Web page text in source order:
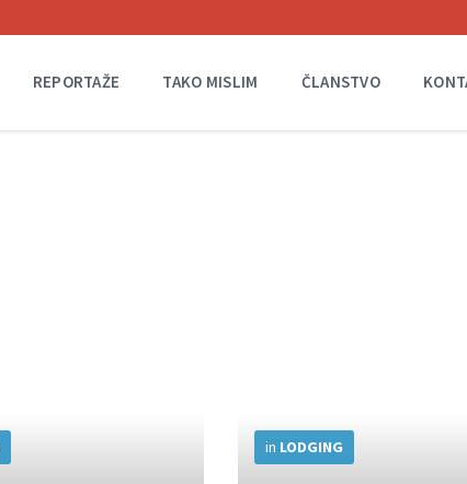
REPORTAŽE TAKO MISLIM ČLANSTVO
in LODGING
Info